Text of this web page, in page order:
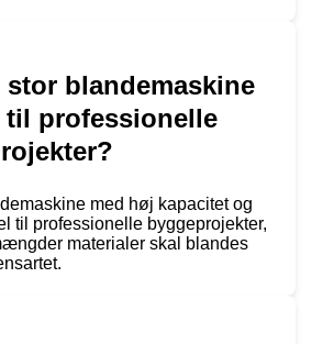
stor blandemaskine
til professionelle
med høj kapacitet og
til professionelle byggeprojekter,
materialer skal blandes